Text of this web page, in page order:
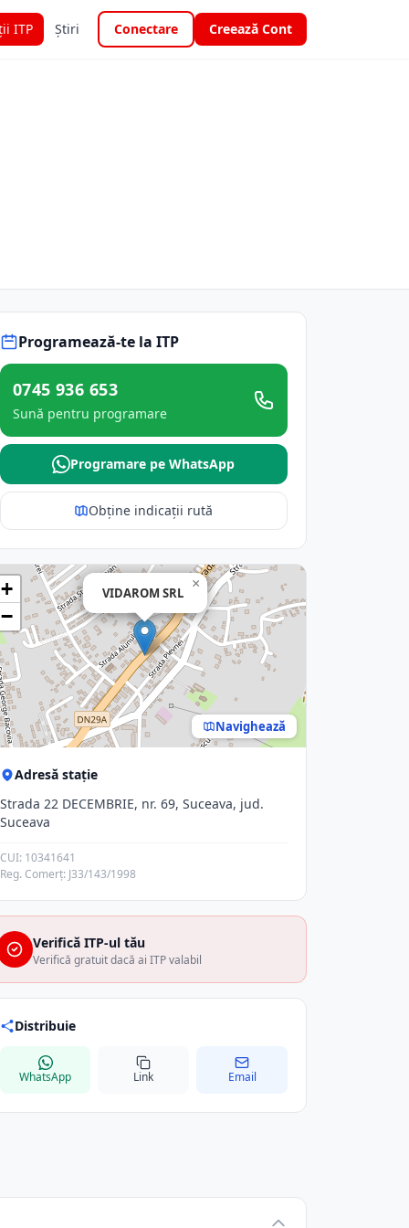
ITP Știri Conectare Creează Cont
Programează-te la ITP
0745 936 653
Sună pentru programare
Programare pe WhatsApp
Obține indicații rută
VIDAROM SRL
×
+
−
Navighează
Adresă stație
Strada 22 DECEMBRIE, nr. 69, Suceava, jud.
Suceava
CUI: 10341641
Reg. Comerț: J33/143/1998
Verifică ITP-ul tău
Verifică gratuit dacă ai ITP valabil
Distribuie
WhatsApp Link Email